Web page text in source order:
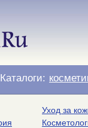
Каталоги:
Уход за